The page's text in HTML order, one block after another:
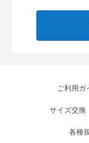
ご利用ガ
サイズ交換
各種